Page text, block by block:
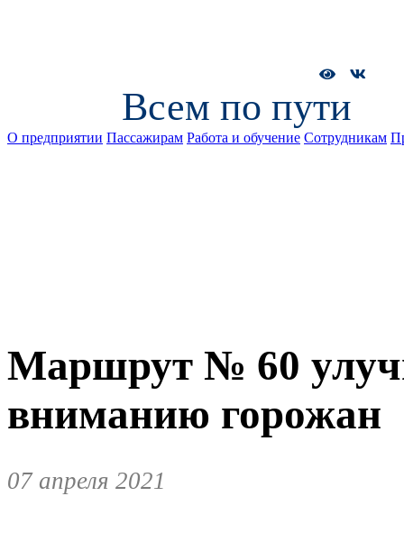
Всем по пути
О предприятии Пассажирам Работа и обучение Сотрудникам
Маршрут № 60
вниманию горожан
07 апреля 2021